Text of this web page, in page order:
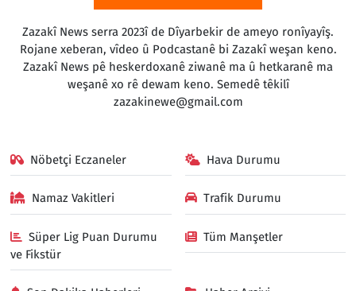
Zazakî News serra 2023î de Dîyarbekir de ameyo ronîyayîş.
Rojane xeberan, vîdeo û Podcastanê bi Zazakî weşan keno.
Zazakî News pê heskerdoxanê ziwanê ma û hetkaranê ma
weşanê xo rê dewam keno. Semedê têkilî
zazakinewe@gmail.com
Nöbetçi Eczaneler Hava Durumu
Namaz Vakitleri Trafik Durumu
Süper Lig Puan Durumu
ve Fikstür
Tüm Manşetler